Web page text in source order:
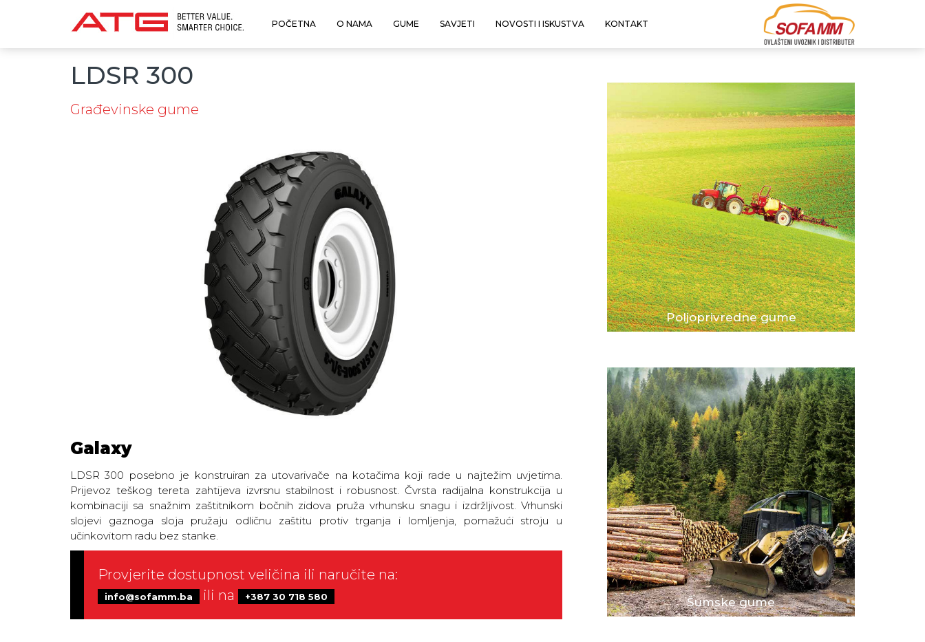
POČETNA O NAMA GUME SAVJETI NOVOSTI I ISKUSTVA KONTAKT
LDSR 300
Građevinske gume
Galaxy
LDSR 300 posebno je konstruiran za utovarivače na kotačima koji rade u najtežim uvjetima.
Prijevoz teškog tereta zahtijeva izvrsnu stabilnost i robusnost. Čvrsta radijalna konstrukcija u
kombinaciji sa snažnim zaštitnikom bočnih zidova pruža vrhunsku snagu i izdržljivost. Vrhunski
slojevi gaznoga sloja pružaju odličnu zaštitu protiv trganja i lomljenja, pomažući stroju u
učinkovitom radu bez stanke.
Provjerite dostupnost veličina ili naručite na:
info@sofamm.ba ili na +387 30 718 580
Poljoprivredne gume
Šumske gume